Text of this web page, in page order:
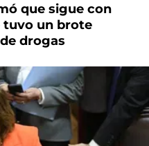
que sigue con
tuvo un brote
drogas